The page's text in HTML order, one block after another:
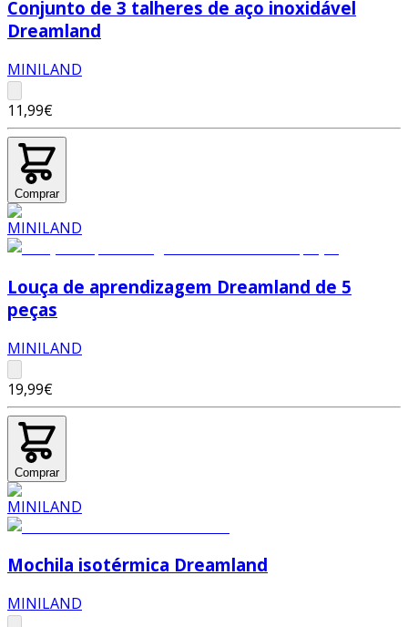
Conjunto de 3 talheres de aço inoxidável
Dreamland
MINILAND
11,99€
Comprar
Louça de aprendizagem Dreamland de 5
peças
MINILAND
19,99€
Comprar
Mochila isotérmica Dreamland
MINILAND